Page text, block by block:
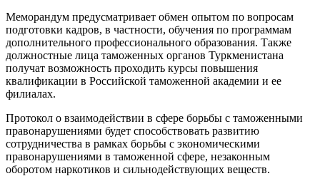
Меморандум предусматривает обмен опытом по вопросам
подготовки кадров, в частности, обучения по программам
дополнительного профессионального образования. Также
должностные лица таможенных органов Туркменистана
получат возможность проходить курсы повышения
квалификации в Российской таможенной академии и ее
филиалах.
Протокол о взаимодействии в сфере борьбы с таможенными
правонарушениями будет способствовать развитию
сотрудничества в рамках борьбы с экономическими
правонарушениями в таможенной сфере, незаконным
оборотом наркотиков и сильнодействующих веществ.